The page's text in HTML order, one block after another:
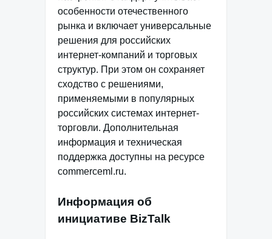
особенности отечественного
рынка и включает универсальные
решения для российских
интернет-компаний и торговых
структур. При этом он сохраняет
сходство с решениями,
применяемыми в популярных
российских системах интернет-
торговли. Дополнительная
информация и техническая
поддержка доступны на ресурсе
commerceml.ru.
Информация об
инициативе BizTalk